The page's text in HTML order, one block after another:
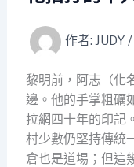
作者: JUDY /
黎明前，阿志（化
邊。他的手掌粗礪
拉網四十年的印記
村少數仍堅持傳統
倉也是道場；但這